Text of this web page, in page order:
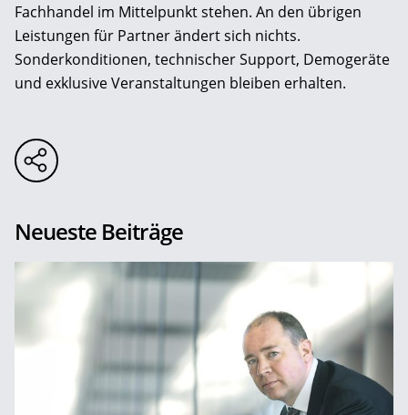
Fachhandel im Mittelpunkt stehen. An den übrigen
Leistungen für Partner ändert sich nichts.
Sonderkonditionen, technischer Support, Demogeräte
und exklusive Veranstaltungen bleiben erhalten.
Neueste Beiträge